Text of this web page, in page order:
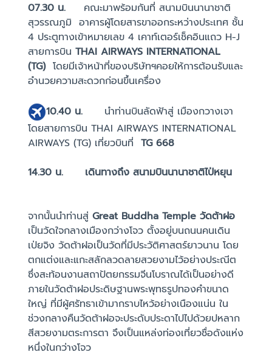
07.30 น. คณะมาพร้อมกันที่ สนามบินนานาชาติ
สุวรรณภูมิ อาคารผู้โดยสารขาออกระหว่างประเทศ ชั้น
4 ประตูทางเข้าหมายเลข 4 เคาท์เตอร์เช็คอินแถว H-J
สายการบิน THAI AIRWAYS INTERNATIONAL
(TG)โดยมีเจ้าหน้าที่ของบริษัทฯคอยให้การต้อนรับและ
อำนวยความสะดวกก่อนขึ้นเครื่อง
10.40 น. นำท่านบินลัดฟ้าสู่ เมืองกวางเจา
โดยสายการบิน THAI AIRWAYS INTERNATIONAL
AIRWAYS (TG) เที่ยวบินที่ TG 668
14.30 น. เดินทางถึง สนามบินนานาชาติไป่หยุน
จากนั้นนำท่านสู่ Great Buddha Temple วัดต้าฝอ
เป็นวัดใจกลางเมืองกว่างโจว ตั้งอยู่บนถนนคนเดิน
เป่ยจิง วัดต้าฝอเป็นวัดที่มีประวัติศาสตร์ยาวนาน โดย
ตกแต่งและแกะสลักลวดลายสวยงามไว้อย่างประณีต
ซึ่งสะท้อนงานสถาปัตยกรรมจีนโบราณได้เป็นอย่างดี
ภายในวัดต้าฝอประดิษฐานพระพุทธรูปทองคำขนาด
ใหญ่ ที่มีผู้ศรัทธาเข้ามากราบไหว้อย่างเนืองแน่น ใน
ช่วงกลางคืนวัดต้าฝอจะประดับประดาไปไปด้วยปหลาก
สีสวยงามตระการตา จึงเป็นแหล่งท่องเที่ยวชื่อดังแห่ง
หนึ่งในกว่างโจว